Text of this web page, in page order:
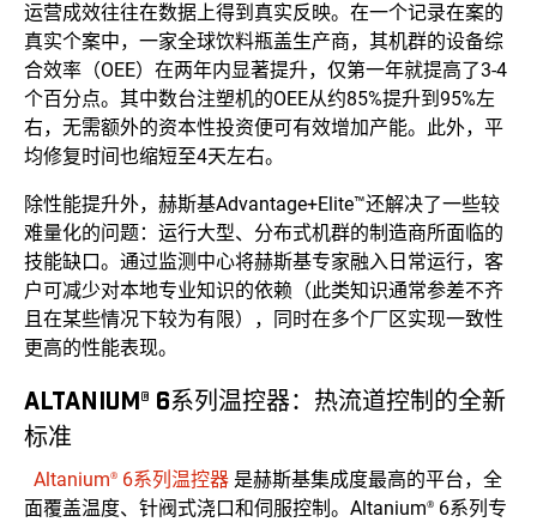
运营成效往往在数据上得到真实反映。在一个记录在案的
真实个案中，一家全球饮料瓶盖生产商，其机群的设备综
合效率（OEE）在两年内显著提升，仅第一年就提高了3-4
个百分点。其中数台注塑机的OEE从约85%提升到95%左
右，无需额外的资本性投资便可有效增加产能。此外，平
均修复时间也缩短至4天左右。
除性能提升外，赫斯基Advantage+Elite™还解决了一些较
难量化的问题：运行大型、分布式机群的制造商所面临的
技能缺口。通过监测中心将赫斯基专家融入日常运行，客
户可减少对本地专业知识的依赖（此类知识通常参差不齐
且在某些情况下较为有限），同时在多个厂区实现一致性
更高的性能表现。
ALTANIUM® 6系列温控器：热流道控制的全新
标准
Altanium® 6系列温控器 是赫斯基集成度最高的平台，全
面覆盖温度、针阀式浇口和伺服控制。Altanium® 6系列专